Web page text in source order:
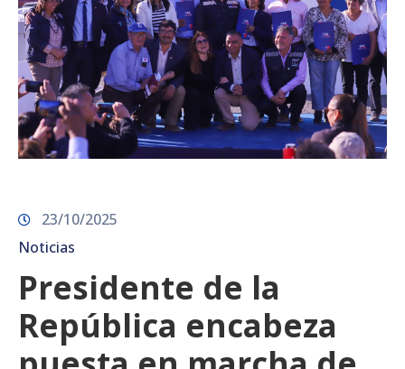
23/10/2025
Noticias
Presidente de la
República encabeza